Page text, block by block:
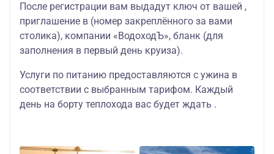
После регистрации вам выдадут ключ от вашей ,
приглашение в (номер закреплённого за вами
столика), компании «ВодоходЪ», бланк (для
заполнения в первый день круиза).
Услуги по питанию предоставляются с ужина в
соответствии с выбранным тарифом. Каждый
день на борту теплохода вас будет ждать .